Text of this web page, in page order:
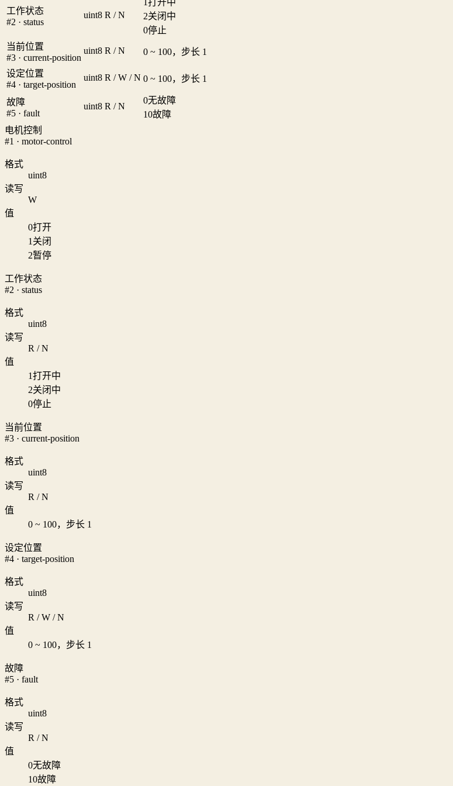
工作状态
#2 · status
uint8 R / N
2关闭中
0停止
当前位置
#3 · current-position
uint8 R / N 0 ~ 100，步长 1
设定位置
#4 · target-position
uint8 R / W / N 0 ~ 100，步长 1
故障
#5 · fault
uint8 R / N
0无故障
10故障
电机控制
#1 · motor-control
格式
uint8
读写
W
值
0打开
1 关闭
2暂停
工作状态
#2 · status
格式
uint8
读写
R / N
值
1打开中
2关闭中
0停止
当前位置
#3 · current-position
格式
uint8
读写
R / N
值
0 ~ 100，步长 1
设定位置
#4 · target-position
格式
uint8
读写
R / W / N
值
0 ~ 100，步长 1
故障
#5 · fault
格式
uint8
读写
R / N
值
0无故障
10故障